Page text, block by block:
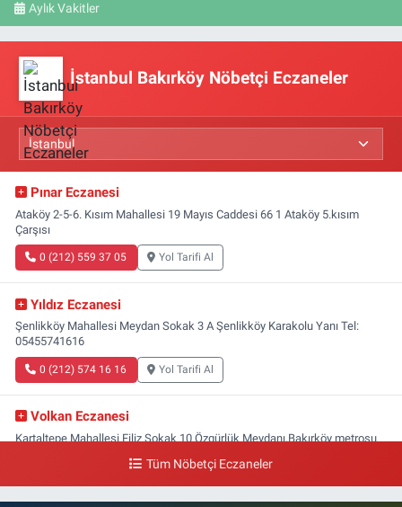
Aylık Vakitler
İstanbul Bakırköy Nöbetçi Eczaneler
Pınar Eczanesi
Ataköy 2-5-6. Kısım Mahallesi 19 Mayıs Caddesi 66 1 Ataköy 5.kısım
Çarşısı
0 (212) 559 37 05 Yol Tarifi Al
Yıldız Eczanesi
Şenlikköy Mahallesi Meydan Sokak 3 A Şenlikköy Karakolu Yanı Tel:
05455741616
0 (212) 574 16 16 Yol Tarifi Al
Volkan Eczanesi
Kartaltepe Mahallesi Filiz Sokak 10 Özgürlük Meydanı,Bakırköy metrosu
Tüm Nöbetçi Eczaneler